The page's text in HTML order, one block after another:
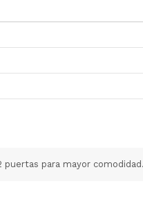
puertas para mayor